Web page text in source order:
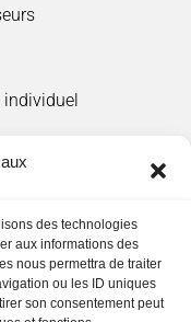
des technologies
aux informations des
nous permettra de traiter
ou les ID uniques
son consentement peut
individuel
à 17h15